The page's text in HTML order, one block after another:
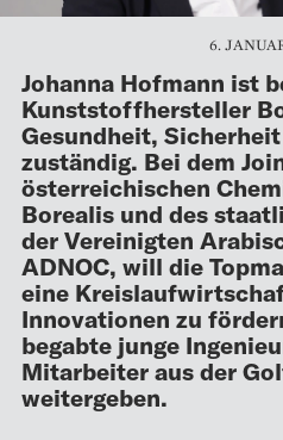
6.
Johanna Hofmann ist
Kunststoffhersteller
Gesundheit,
zuständig. Bei dem
österreichischen
Borealis und des
der Vereinigten
ADNOC, will die
eine
Innovationen zu
begabte junge
Mitarbeiter aus der
weitergeben.